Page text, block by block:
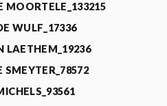
MOORTELE_133215
WULF_17336
LAETHEM_19236
SMEYTER_78572